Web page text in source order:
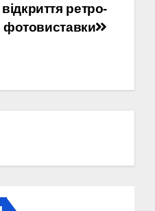
відкриття ретро-
фотовиставки